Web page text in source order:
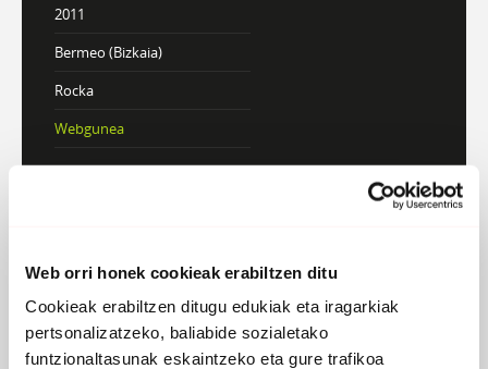
Web orri honek cookieak erabiltzen ditu
Cookieak erabiltzen ditugu edukiak eta iragarkiak
pertsonalizatzeko, baliabide sozialetako
funtzionaltasunak eskaintzeko eta gure trafikoa
2011
Bermeo (Bizkaia)
Rocka
Webgunea
Atzera